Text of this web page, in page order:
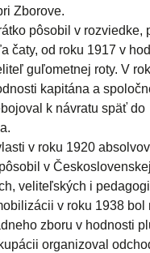
Zborove.
pôsobil v rozviedke,
čaty, od roku 1917 v
guľometnej roty. V
kapitána a
k návratu späť do
v roku 1920
v
veliteľských i
v roku 1938 bol
zboru v hodnosti
organizoval